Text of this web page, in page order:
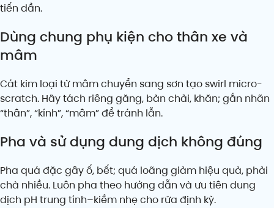
tiến dần.
Dùng chung phụ kiện cho thân xe và
mâm
Cát kim loại từ mâm chuyển sang sơn tạo swirl micro-
scratch. Hãy tách riêng găng, bàn chải, khăn; gắn nhãn
“thân”, “kính”, “mâm” để tránh lẫn.
Pha và sử dụng dung dịch không đúng
Pha quá đặc gây ố, bết; quá loãng giảm hiệu quả, phải
chà nhiều. Luôn pha theo hướng dẫn và ưu tiên dung
dịch pH trung tính–kiềm nhẹ cho rửa định kỳ.